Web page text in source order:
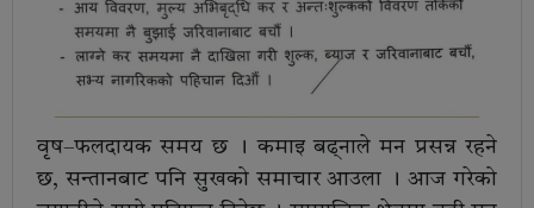
वृष–फलदायक समय छ । कमाइ बढ्नाले मन प्रसन्न रहने
छ, सन्तानबाट पनि सुखको समाचार आउला । आज गरेको